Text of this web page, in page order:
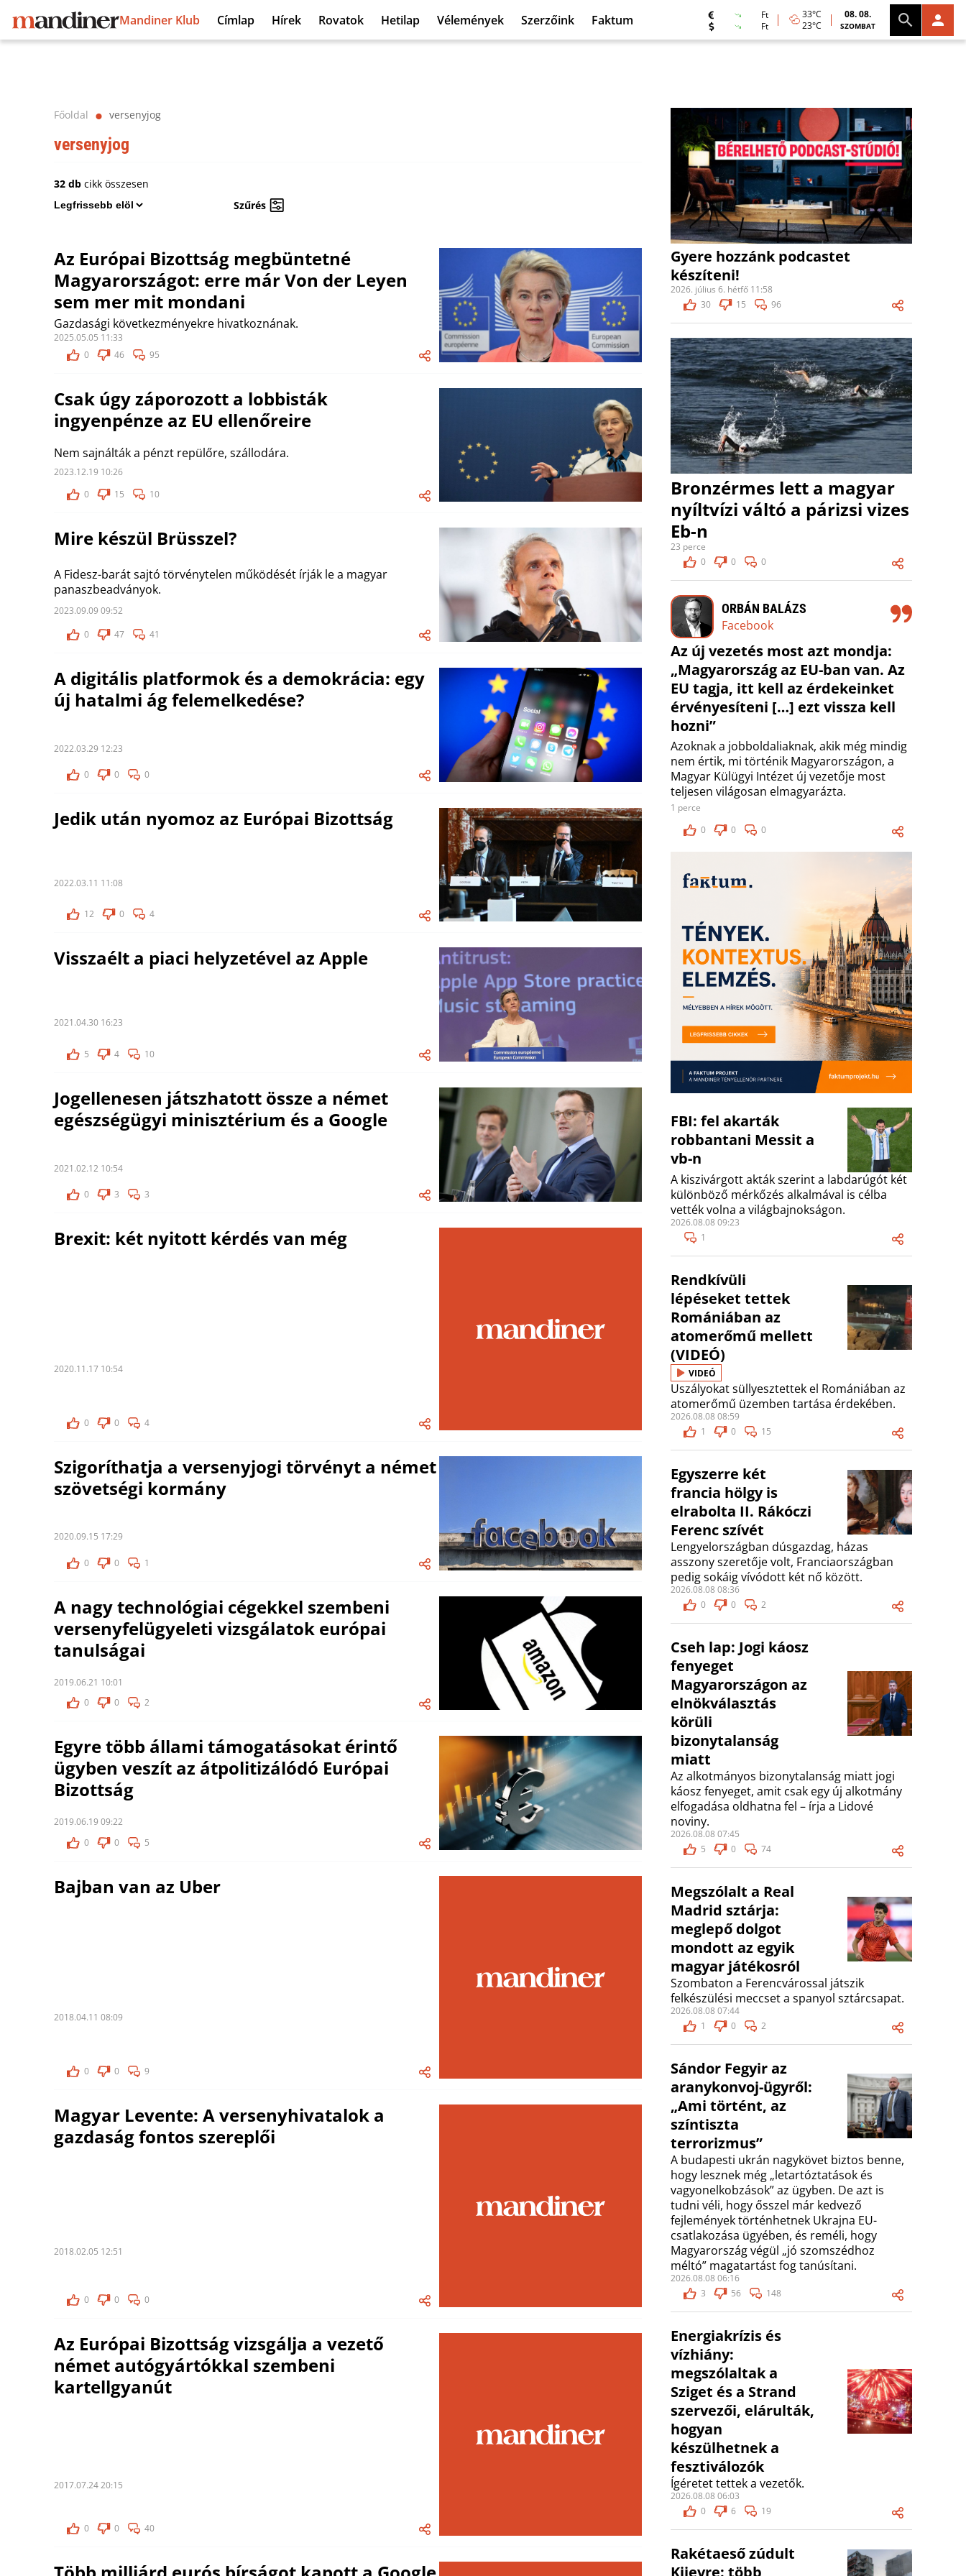
Mandiner Klub Címlap Hírek Rovatok Hetilap Vélemények Szerzőink Faktum
Ft
Ft
33°C
23°C
08. 08.
SZOMBAT
Főoldal ⬤ versenyjog
versenyjog
32 db cikk összesen
Szűrés
Az Európai Bizottság megbüntetné
Magyarországot: erre már Von der Leyen
sem mer mit mondani
Gazdasági következményekre hivatkoznának.
2025.05.05 11:33
0
46 95
Csak úgy záporozott a lobbisták
ingyenpénze az EU ellenőreire
Nem sajnálták a pénzt repülőre, szállodára.
2023.12.19 10:26
0
15 10
Mire készül Brüsszel?
A Fidesz-barát sajtó törvénytelen működését írják le a magyar
panaszbeadványok.
2023.09.09 09:52
0
47 41
A digitális platformok és a demokrácia: egy
új hatalmi ág felemelkedése?
2022.03.29 12:23
0 0 0
Jedik után nyomoz az Európai Bizottság
2022.03.11 11:08
12 0 4
Visszaélt a piaci helyzetével az Apple
2021.04.30 16:23
5 4 10
Jogellenesen játszhatott össze a német
egészségügyi minisztérium és a Google
2021.02.12 10:54
0 3 3
Brexit: két nyitott kérdés van még
2020.11.17 10:54
0 0 4
Szigoríthatja a versenyjogi törvényt a német
szövetségi kormány
2020.09.15 17:29
0 0 1
A nagy technológiai cégekkel szembeni
versenyfelügyeleti vizsgálatok európai
tanulságai
2019.06.21 10:01
0
0 2
Egyre több állami támogatásokat érintő
ügyben veszít az átpolitizálódó Európai
Bizottság
2019.06.19 09:22
0
0 5
Bajban van az Uber
2018.04.11 08:09
0 0 9
Magyar Levente: A versenyhivatalok a
gazdaság fontos szereplői
2018.02.05 12:51
0 0 0
Az Európai Bizottság vizsgálja a vezető
német autógyártókkal szembeni
kartellgyanút
2017.07.24 20:15
0 0 40
Gyere hozzánk podcastet
készíteni!
2026. július 6. hétfő 11:58
30
15 96
Bronzérmes lett a magyar
nyíltvízi váltó a párizsi vizes
Eb-n
23 perce
0
0 0
ORBÁN BALÁZS
Facebook
Az új vezetés most azt mondja:
„Magyarország az EU-ban van. Az
EU tagja, itt kell az érdekeinket
érvényesíteni […] ezt vissza kell
hozni”
Azoknak a jobboldaliaknak, akik még mindig
nem értik, mi történik Magyarországon, a
Magyar Külügyi Intézet új vezetője most
teljesen világosan elmagyarázta.
1 perce
0
0 0
FBI: fel akarták
robbantani Messit a
vb-n
A kiszivárgott akták szerint a labdarúgót két
különböző mérkőzés alkalmával is célba
vették volna a világbajnokságon.
2026.08.08 09:23
1
Rendkívüli
lépéseket tettek
Romániában az
atomerőmű mellett
(VIDEÓ)
VIDEÓ
Uszályokat süllyesztettek el Romániában az
atomerőmű üzemben tartása érdekében.
2026.08.08 08:59
1
0 15
Egyszerre két
francia hölgy is
elrabolta II. Rákóczi
Ferenc szívét
Lengyelországban dúsgazdag, házas
asszony szeretője volt, Franciaországban
pedig sokáig vívódott két nő között.
2026.08.08 08:36
0
0 2
Cseh lap: Jogi káosz
fenyeget
Magyarországon az
elnökválasztás
körüli
bizonytalanság
miatt
Az alkotmányos bizonytalanság miatt jogi
káosz fenyeget, amit csak egy új alkotmány
elfogadása oldhatna fel – írja a Lidové
noviny.
2026.08.08 07:45
5
0 74
Megszólalt a Real
Madrid sztárja:
meglepő dolgot
mondott az egyik
magyar játékosról
Szombaton a Ferencvárossal játszik
felkészülési meccset a spanyol sztárcsapat.
2026.08.08 07:44
1
0 2
Sándor Fegyir az
aranykonvoj-ügyről:
„Ami történt, az
színtiszta
terrorizmus”
A budapesti ukrán nagykövet biztos benne,
hogy lesznek még „letartóztatások és
vagyonelkobzások” az ügyben. De azt is
tudni véli, hogy ősszel már kedvező
fejlemények történhetnek Ukrajna EU-
csatlakozása ügyében, és reméli, hogy
Magyarország végül „jó szomszédhoz
méltó” magatartást fog tanúsítani.
2026.08.08 06:16
3
56 148
Energiakrízis és
vízhiány:
megszólaltak a
Sziget és a Strand
szervezői, elárulták,
hogyan
készülhetnek a
fesztiválozók
Ígéretet tettek a vezetők.
2026.08.08 06:03
0
6 19
Rakétaeső zúdult